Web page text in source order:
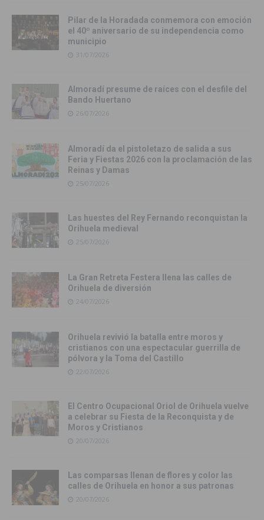
Pilar de la Horadada conmemora con emoción
el 40º aniversario de su independencia como
municipio
31/07/2026
Almoradí presume de raíces con el desfile del
Bando Huertano
26/07/2026
Almoradí da el pistoletazo de salida a sus
Feria y Fiestas 2026 con la proclamación de las
Reinas y Damas
25/07/2026
Las huestes del Rey Fernando reconquistan la
Orihuela medieval
25/07/2026
La Gran Retreta Festera llena las calles de
Orihuela de diversión
24/07/2026
Orihuela revivió la batalla entre moros y
cristianos con una espectacular guerrilla de
pólvora y la Toma del Castillo
22/07/2026
El Centro Ocupacional Oriol de Orihuela vuelve
a celebrar su Fiesta de la Reconquista y de
Moros y Cristianos
20/07/2026
Las comparsas llenan de flores y color las
calles de Orihuela en honor a sus patronas
20/07/2026